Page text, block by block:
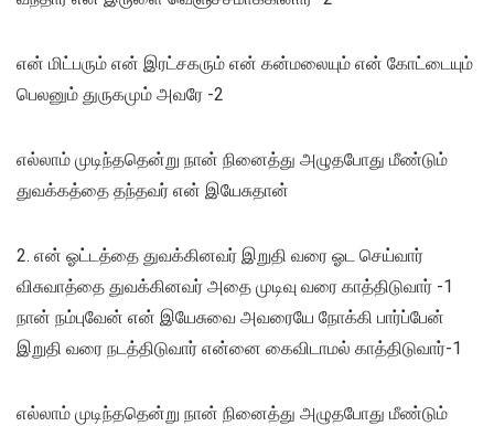
என் மிட்பரும் என் இரட்சகரும் என் கன்மலையும் என் கோட்டையும்
பெலனும் துருகமும் அவரே -2
எல்லாம் முடிந்ததென்று நான் நினைத்து அழுதபோது மீண்டும்
துவக்கத்தை தந்தவர் என் இயேசுதான்
2. என் ஓட்டத்தை துவக்கினவர் இறுதி வரை ஓட செய்வார்
விசுவாத்தை துவக்கினவர் அதை முடிவு வரை காத்திடுவார் -1
நான் நம்புவேன் என் இயேசுவை அவரையே நோக்கி பார்ப்பேன்
இறுதி வரை நடத்திடுவார் என்னை கைவிடாமல் காத்திடுவார்-1
எல்லாம் முடிந்ததென்று நான் நினைத்து அழுதபோது மீண்டும்